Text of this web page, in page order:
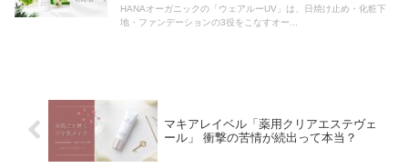
HANAオーガニックの「ウェアルーUV」は、日焼け止め・化粧下
地・ファンデーションの3役をこなすオー...
マキアレイベル「薬用クリアエステヴェ
ール」 衝撃の苦情が続出って本当？